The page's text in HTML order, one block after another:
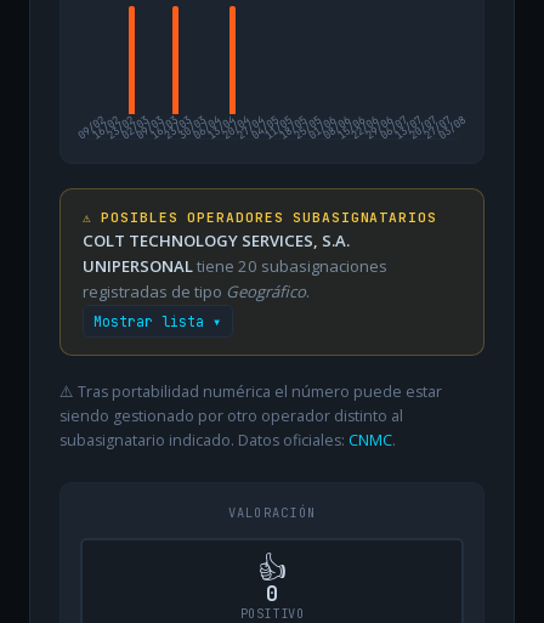
09/02
16/0223/0202/0309/0316/0323/0330/0306/0413/0420/0427/0404/0511/0518/0525/0501/0608/0615/0622/0629/0606/0713/0720/0727/07
03/08
⚠️ POSIBLES OPERADORES SUBASIGNATARIOS
COLT TECHNOLOGY SERVICES, S.A.
UNIPERSONALtiene 20 subasignaciones
registradas de tipo Geográfico.
Mostrar lista ▾
⚠️ Tras portabilidad numérica el número puede estar
siendo gestionado por otro operador distinto al
subasignatario indicado. Datos oficiales: CNMC.
VALORACIÓN
👍
0
POSITIVO